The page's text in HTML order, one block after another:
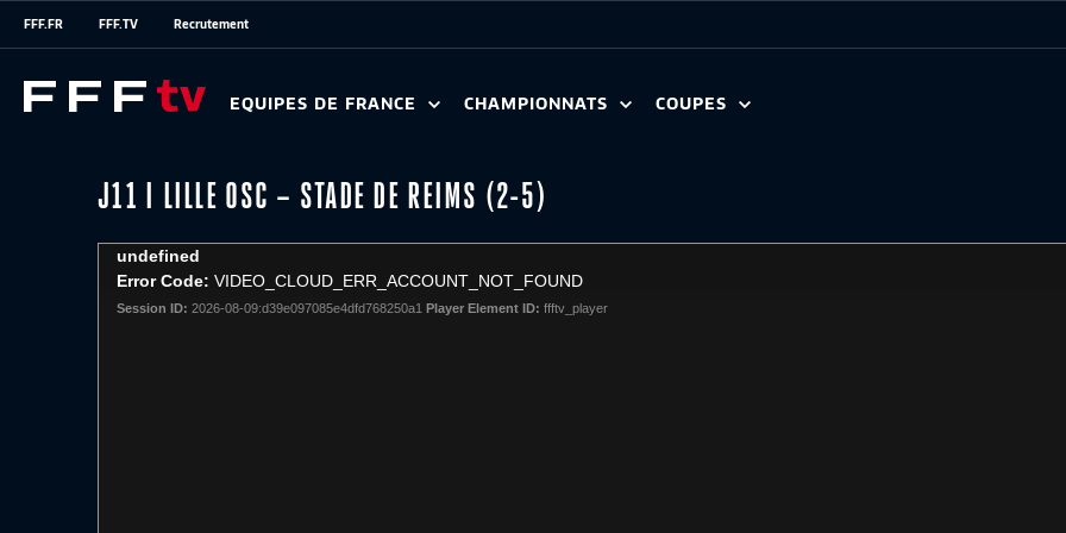
FFF.FR FFF.TV Recrutement
EQUIPES DE FRANCE CHAMPIONNATS COUPES
J11 I LILLE OSC – STADE DE REIMS (2-5)
This
undefined
Error Code: VIDEO_CLOUD_ERR_ACCOUNT_NOT_FOUND
Session ID: 2026-08-09:d39e097085e4dfd768250a1 Player Element ID: ffftv_player